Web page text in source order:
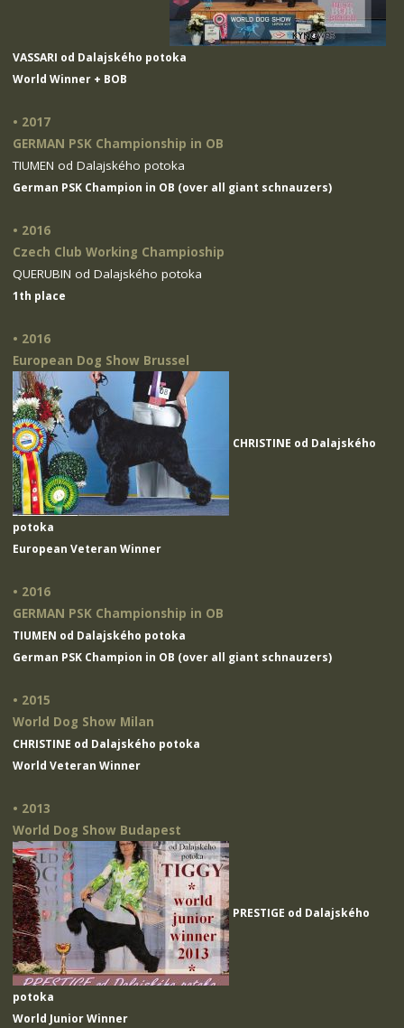
VASSARI od Dalajského potoka
World Winner + BOB
• 2017
GERMAN PSK Championship in OB
TIUMEN od Dalajského potoka
German PSK Champion in OB (over all giant schnauzers)
• 2016
Czech Club Working Champioship
QUERUBIN od Dalajského potoka
1th place
• 2016
European Dog Show Brussel
CHRISTINE od Dalajského
potoka
European Veteran Winner
• 2016
GERMAN PSK Championship in OB
TIUMEN od Dalajského potoka
German PSK Champion in OB (over all giant schnauzers)
• 2015
World Dog Show Milan
CHRISTINE od Dalajského potoka
World Veteran Winner
• 2013
World Dog Show Budapest
PRESTIGE od Dalajského
potoka
World Junior Winner